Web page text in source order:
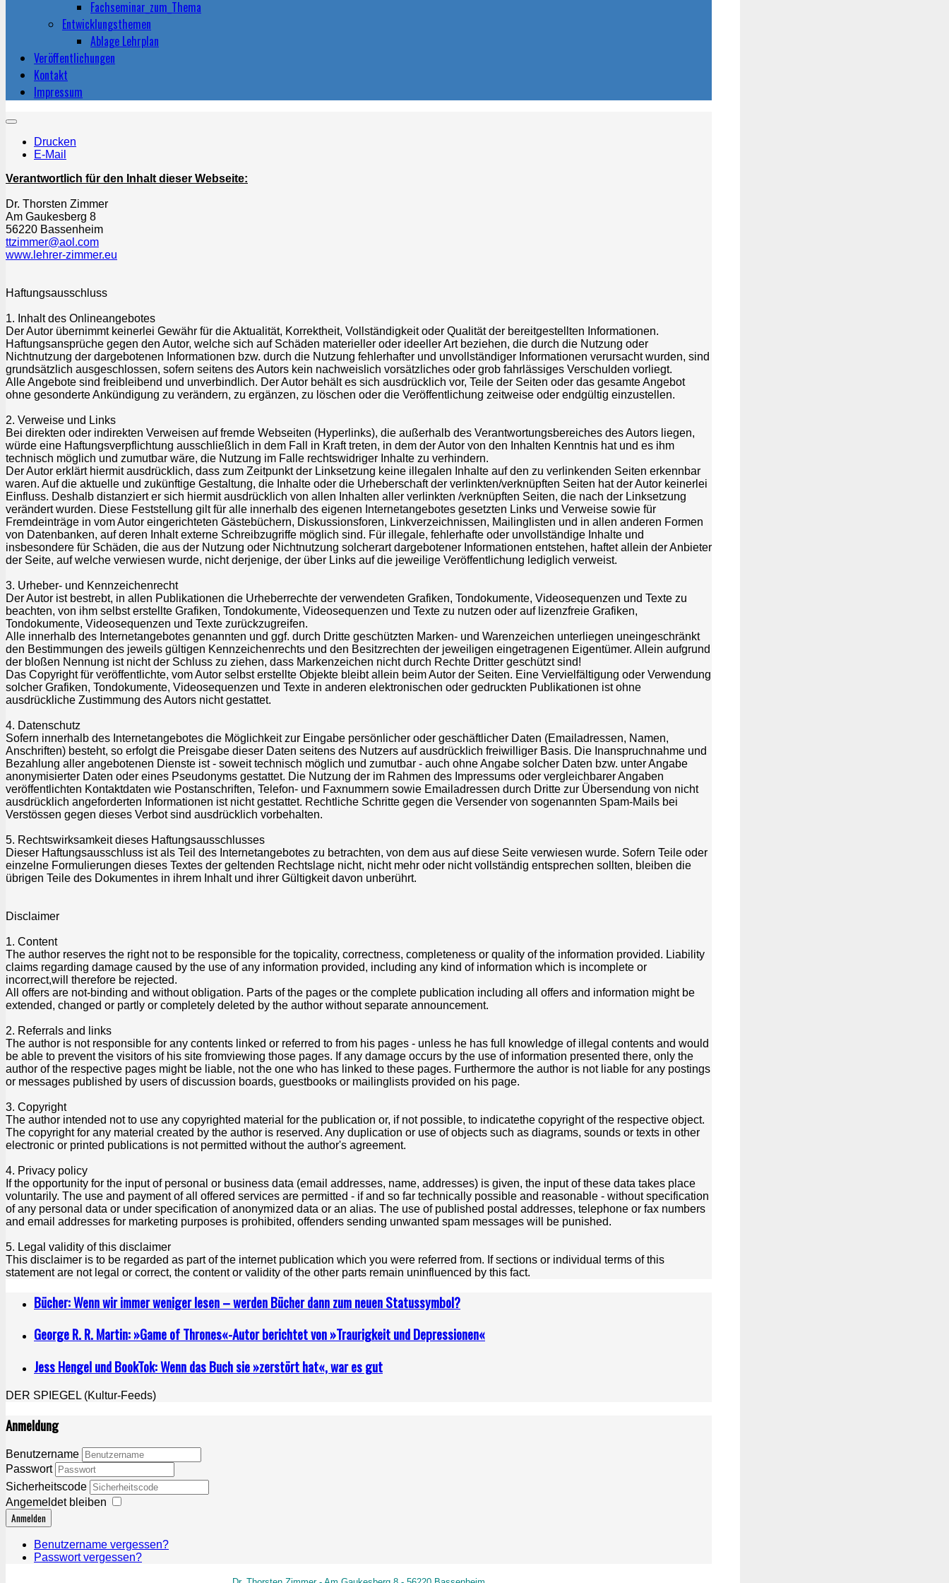
Fachseminar_zum_Thema
Entwicklungsthemen
Ablage Lehrplan
Veröffentlichungen
Kontakt
Impressum
Drucken
E-Mail
Verantwortlich für den Inhalt dieser Webseite:
Dr. Thorsten Zimmer
Am Gaukesberg 8
56220 Bassenheim
ttzimmer@aol.com
www.lehrer-zimmer.eu
Haftungsausschluss
1. Inhalt des Onlineangebotes
Der Autor übernimmt keinerlei Gewähr für die Aktualität, Korrektheit, Vollständigkeit oder Qualität der bereitgestellten Informationen.
Haftungsansprüche gegen den Autor, welche sich auf Schäden materieller oder ideeller Art beziehen, die durch die Nutzung oder
Nichtnutzung der dargebotenen Informationen bzw. durch die Nutzung fehlerhafter und unvollständiger Informationen verursacht wurden, sind
grundsätzlich ausgeschlossen, sofern seitens des Autors kein nachweislich vorsätzliches oder grob fahrlässiges Verschulden vorliegt.
Alle Angebote sind freibleibend und unverbindlich. Der Autor behält es sich ausdrücklich vor, Teile der Seiten oder das gesamte Angebot
ohne gesonderte Ankündigung zu verändern, zu ergänzen, zu löschen oder die Veröffentlichung zeitweise oder endgültig einzustellen.
2. Verweise und Links
Bei direkten oder indirekten Verweisen auf fremde Webseiten (Hyperlinks), die außerhalb des Verantwortungsbereiches des Autors liegen,
würde eine Haftungsverpflichtung ausschließlich in dem Fall in Kraft treten, in dem der Autor von den Inhalten Kenntnis hat und es ihm
technisch möglich und zumutbar wäre, die Nutzung im Falle rechtswidriger Inhalte zu verhindern.
Der Autor erklärt hiermit ausdrücklich, dass zum Zeitpunkt der Linksetzung keine illegalen Inhalte auf den zu verlinkenden Seiten erkennbar
waren. Auf die aktuelle und zukünftige Gestaltung, die Inhalte oder die Urheberschaft der verlinkten/verknüpften Seiten hat der Autor keinerlei
Einfluss. Deshalb distanziert er sich hiermit ausdrücklich von allen Inhalten aller verlinkten /verknüpften Seiten, die nach der Linksetzung
verändert wurden. Diese Feststellung gilt für alle innerhalb des eigenen Internetangebotes gesetzten Links und Verweise sowie für
Fremdeinträge in vom Autor eingerichteten Gästebüchern, Diskussionsforen, Linkverzeichnissen, Mailinglisten und in allen anderen Formen
von Datenbanken, auf deren Inhalt externe Schreibzugriffe möglich sind. Für illegale, fehlerhafte oder unvollständige Inhalte und
insbesondere für Schäden, die aus der Nutzung oder Nichtnutzung solcherart dargebotener Informationen entstehen, haftet allein der Anbieter
der Seite, auf welche verwiesen wurde, nicht derjenige, der über Links auf die jeweilige Veröffentlichung lediglich verweist.
3. Urheber- und Kennzeichenrecht
Der Autor ist bestrebt, in allen Publikationen die Urheberrechte der verwendeten Grafiken, Tondokumente, Videosequenzen und Texte zu
beachten, von ihm selbst erstellte Grafiken, Tondokumente, Videosequenzen und Texte zu nutzen oder auf lizenzfreie Grafiken,
Tondokumente, Videosequenzen und Texte zurückzugreifen.
Alle innerhalb des Internetangebotes genannten und ggf. durch Dritte geschützten Marken- und Warenzeichen unterliegen uneingeschränkt
den Bestimmungen des jeweils gültigen Kennzeichenrechts und den Besitzrechten der jeweiligen eingetragenen Eigentümer. Allein aufgrund
der bloßen Nennung ist nicht der Schluss zu ziehen, dass Markenzeichen nicht durch Rechte Dritter geschützt sind!
Das Copyright für veröffentlichte, vom Autor selbst erstellte Objekte bleibt allein beim Autor der Seiten. Eine Vervielfältigung oder Verwendung
solcher Grafiken, Tondokumente, Videosequenzen und Texte in anderen elektronischen oder gedruckten Publikationen ist ohne
ausdrückliche Zustimmung des Autors nicht gestattet.
4. Datenschutz
Sofern innerhalb des Internetangebotes die Möglichkeit zur Eingabe persönlicher oder geschäftlicher Daten (Emailadressen, Namen,
Anschriften) besteht, so erfolgt die Preisgabe dieser Daten seitens des Nutzers auf ausdrücklich freiwilliger Basis. Die Inanspruchnahme und
Bezahlung aller angebotenen Dienste ist - soweit technisch möglich und zumutbar - auch ohne Angabe solcher Daten bzw. unter Angabe
anonymisierter Daten oder eines Pseudonyms gestattet. Die Nutzung der im Rahmen des Impressums oder vergleichbarer Angaben
veröffentlichten Kontaktdaten wie Postanschriften, Telefon- und Faxnummern sowie Emailadressen durch Dritte zur Übersendung von nicht
ausdrücklich angeforderten Informationen ist nicht gestattet. Rechtliche Schritte gegen die Versender von sogenannten Spam-Mails bei
Verstössen gegen dieses Verbot sind ausdrücklich vorbehalten.
5. Rechtswirksamkeit dieses Haftungsausschlusses
Dieser Haftungsausschluss ist als Teil des Internetangebotes zu betrachten, von dem aus auf diese Seite verwiesen wurde. Sofern Teile oder
einzelne Formulierungen dieses Textes der geltenden Rechtslage nicht, nicht mehr oder nicht vollständig entsprechen sollten, bleiben die
übrigen Teile des Dokumentes in ihrem Inhalt und ihrer Gültigkeit davon unberührt.
Disclaimer
1. Content
The author reserves the right not to be responsible for the topicality, correctness, completeness or quality of the information provided. Liability
claims regarding damage caused by the use of any information provided, including any kind of information which is incomplete or
incorrect,will therefore be rejected.
All offers are not-binding and without obligation. Parts of the pages or the complete publication including all offers and information might be
extended, changed or partly or completely deleted by the author without separate announcement.
2. Referrals and links
The author is not responsible for any contents linked or referred to from his pages - unless he has full knowledge of illegal contents and would
be able to prevent the visitors of his site fromviewing those pages. If any damage occurs by the use of information presented there, only the
author of the respective pages might be liable, not the one who has linked to these pages. Furthermore the author is not liable for any postings
or messages published by users of discussion boards, guestbooks or mailinglists provided on his page.
3. Copyright
The author intended not to use any copyrighted material for the publication or, if not possible, to indicatethe copyright of the respective object.
The copyright for any material created by the author is reserved. Any duplication or use of objects such as diagrams, sounds or texts in other
electronic or printed publications is not permitted without the author's agreement.
4. Privacy policy
If the opportunity for the input of personal or business data (email addresses, name, addresses) is given, the input of these data takes place
voluntarily. The use and payment of all offered services are permitted - if and so far technically possible and reasonable - without specification
of any personal data or under specification of anonymized data or an alias. The use of published postal addresses, telephone or fax numbers
and email addresses for marketing purposes is prohibited, offenders sending unwanted spam messages will be punished.
5. Legal validity of this disclaimer
This disclaimer is to be regarded as part of the internet publication which you were referred from. If sections or individual terms of this
statement are not legal or correct, the content or validity of the other parts remain uninfluenced by this fact.
Bücher: Wenn wir immer weniger lesen – werden Bücher dann zum neuen Statussymbol?
George R. R. Martin: »Game of Thrones«-Autor berichtet von »Traurigkeit und Depressionen«
Jess Hengel und BookTok: Wenn das Buch sie »zerstört hat«, war es gut
DER SPIEGEL (Kultur-Feeds)
Anmeldung
Benutzername
Passwort
Sicherheitscode
Angemeldet bleiben
Anmelden
Benutzername vergessen?
Passwort vergessen?